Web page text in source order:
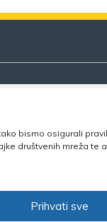
bismo osigurali
društvenih mreža te
Prihvati sve
znanosti i